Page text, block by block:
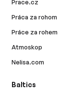
Prace.cz
Práca za rohom
Práce za rohem
Atmoskop
Nelisa.com
Baltics